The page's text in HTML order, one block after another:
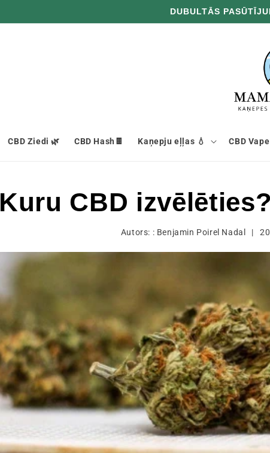
DUBULTĀS
CBD Ziedi 🌿 CBD Hash🍫 Kaņepju eļļas 💧 CBD
Kuru CBD
Autors: : Benjamin Poirel Nadal |